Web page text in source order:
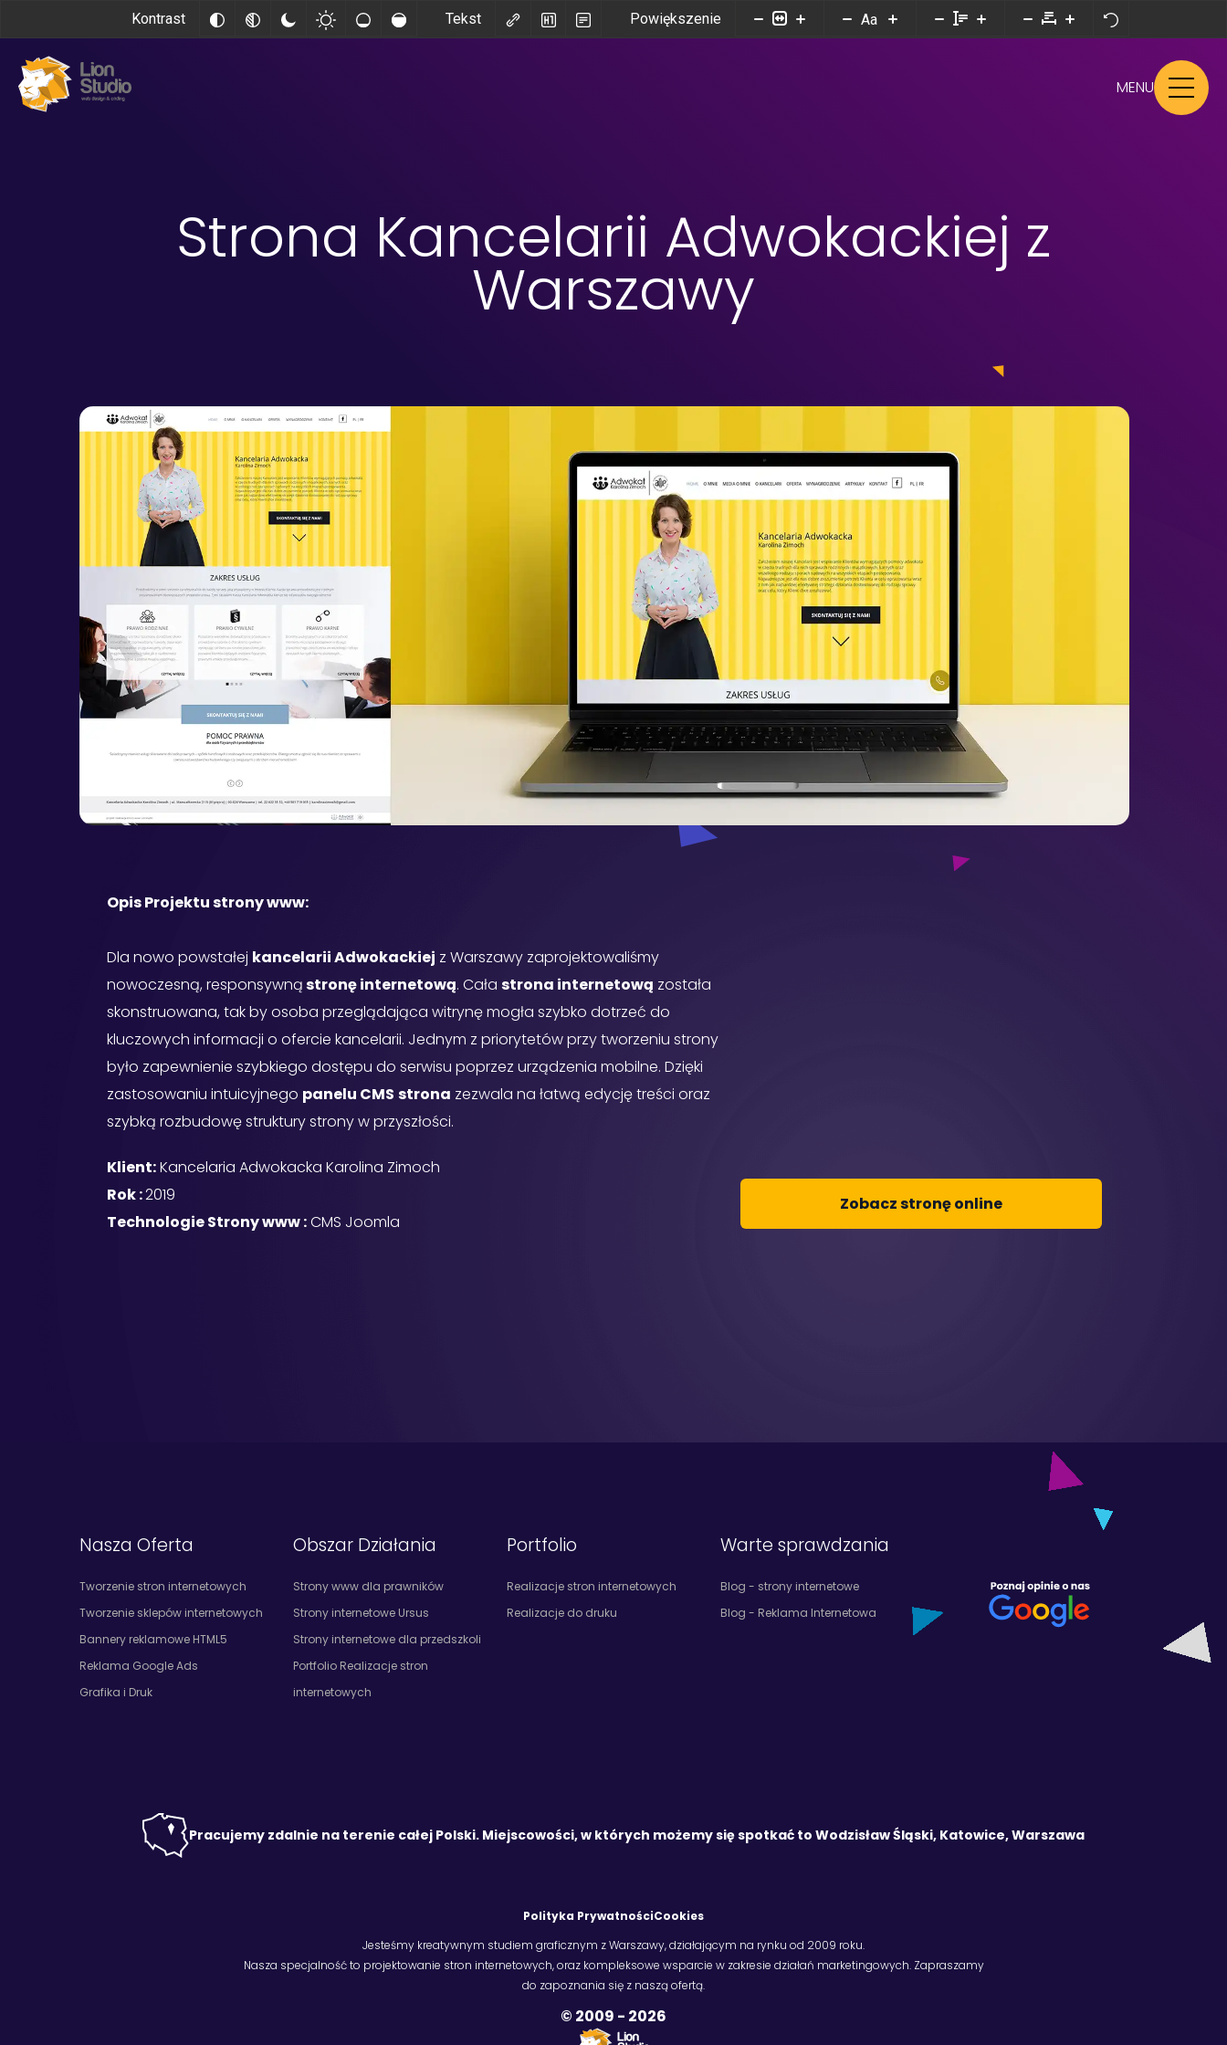
Kontrast Tekst Powiększenie Aa
MENU
Strona Kancelarii Adwokackiej z
Warszawy
Opis Projektu strony www:
Dla nowo powstałej kancelarii Adwokackiej z Warszawy zaprojektowaliśmy
nowoczesną, responsywnąstronę internetową. Cała strona internetową została
skonstruowana, tak by osoba przeglądająca witrynę mogła szybko dotrzeć do
kluczowych informacji o ofercie kancelarii. Jednym z priorytetów przy tworzeniu strony
było zapewnienie szybkiego dostępu do serwisu poprzez urządzenia mobilne. Dzięki
zastosowaniu intuicyjnego panelu CMS strona zezwala na łatwą edycję treści oraz
szybką rozbudowę struktury strony w przyszłości.
Klient:Kancelaria Adwokacka Karolina Zimoch
Rok :2019
Technologie Strony www :CMS Joomla
Zobacz stronę online
Nasza Oferta
Tworzenie stron internetowych
Tworzenie sklepów internetowych
Bannery reklamowe HTML5
Reklama Google Ads
Grafika i Druk
Obszar Działania
Strony www dla prawników
Strony internetowe Ursus
Strony internetowe dla przedszkoli
Portfolio Realizacje stron
internetowych
Portfolio
Realizacje stron internetowych
Realizacje do druku
Warte sprawdzania
Blog - strony internetowe
Blog - Reklama Internetowa
Pracujemy zdalnie na terenie całej Polski. Miejscowości, w których możemy się spotkać to Wodzisław Śląski, Katowice, Warszawa
Polityka PrywatnościCookies
Jesteśmy kreatywnym studiem graficznym z Warszawy, działającym na rynku od 2009 roku.
Nasza specjalność to projektowanie stron internetowych, oraz kompleksowe wsparcie w zakresie działań marketingowych. Zapraszamy
do zapoznania się z naszą ofertą.
© 2009 - 2026